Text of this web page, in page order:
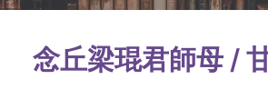
念丘梁琨君師母 /